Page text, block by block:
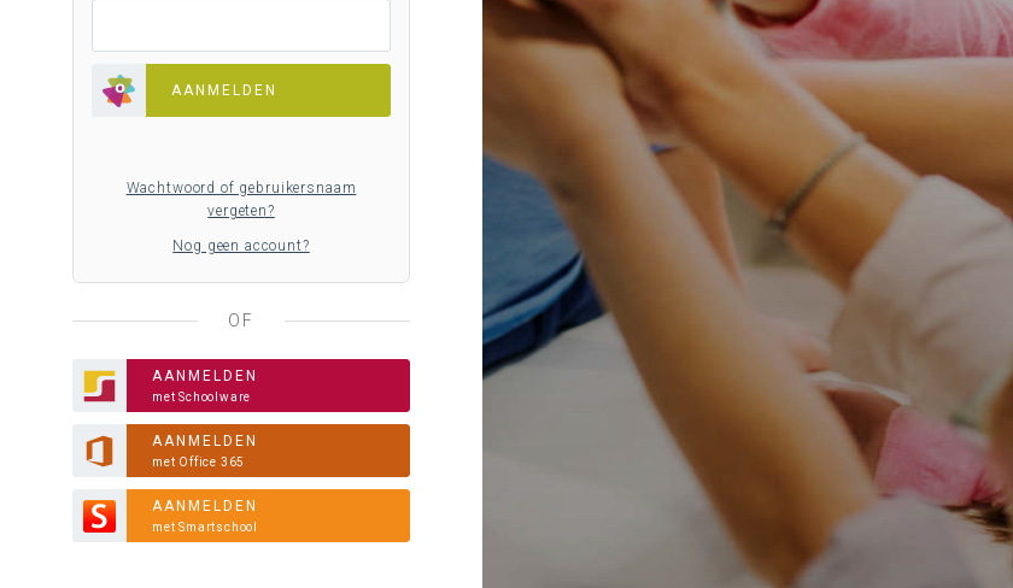
AANMELDEN
Wachtwoord of gebruikersnaam
vergeten?
Nog geen account?
OF
AANMELDEN
met Schoolware
AANMELDEN
met Office 365
AANMELDEN
met Smartschool